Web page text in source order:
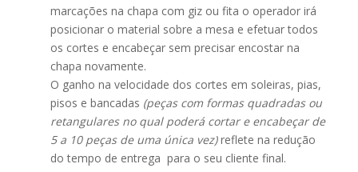
marcações na chapa com giz ou fita o operador irá
posicionar o material sobre a mesa e efetuar todos
os cortes e encabeçar sem precisar encostar na
chapa novamente.
O ganho na velocidade dos cortes em soleiras, pias,
pisos e bancadas (peças com formas quadradas ou
retangulares no qual poderá cortar e encabeçar de
5 a 10 peças de uma única vez)reflete na redução
do tempo de entrega para o seu cliente final.